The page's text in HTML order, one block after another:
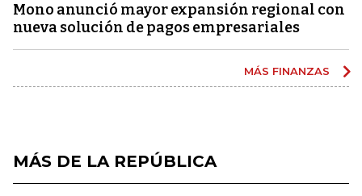
Mono anunció mayor expansión regional con
nueva solución de pagos empresariales
MÁS FINANZAS
MÁS DE LA REPÚBLICA